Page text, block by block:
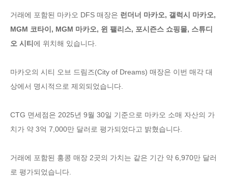
거래에 포함된 마카오 DFS 매장은 런더너 마카오, 갤럭시 마카오,
MGM 코타이, MGM 마카오, 윈 팰리스, 포시즌스 쇼핑몰, 스튜디
오 시티 에 위치해 있습니다.
마카오의 시티 오브 드림즈(City of Dreams) 매장은 이번 매각 대
상에서 명시적으로 제외되었습니다.
CTG 면세점은 2025년 9월 30일 기준으로 마카오 소매 자산의 가
치가 약 3억 7,000만 달러로 평가되었다고 밝혔습니다.
거래에 포함된 홍콩 매장 2곳의 가치는 같은 기간 약 6,970만 달러
로 평가되었습니다.